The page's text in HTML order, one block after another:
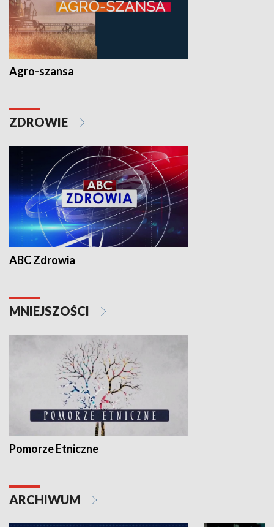
Agro-szansa
ZDROWIE
ABC Zdrowia
MNIEJSZOŚCI
Pomorze Etniczne
ARCHIWUM